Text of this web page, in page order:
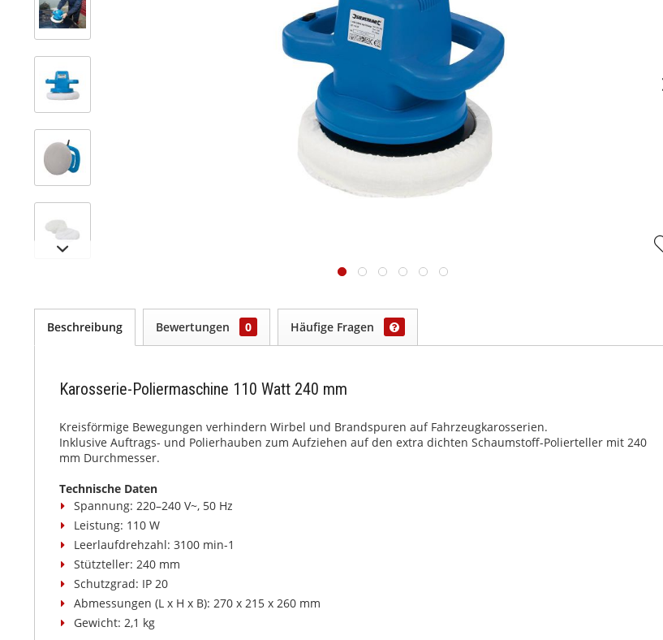
Beschreibung Bewertungen 0 Häufige Fragen
Karosserie-Poliermaschine 110 Watt 240 mm
Kreisförmige Bewegungen verhindern Wirbel und Brandspuren auf Fahrzeugkarosserien.
Inklusive Auftrags- und Polierhauben zum Aufziehen auf den extra dichten Schaumstoff-Polierteller mit 240
mm Durchmesser.
Technische Daten
Spannung: 220–240 V~, 50 Hz
Leistung: 110 W
Leerlaufdrehzahl: 3100 min-1
Stützteller: 240 mm
Schutzgrad: IP 20
Abmessungen (L x H x B): 270 x 215 x 260 mm
Gewicht: 2,1 kg